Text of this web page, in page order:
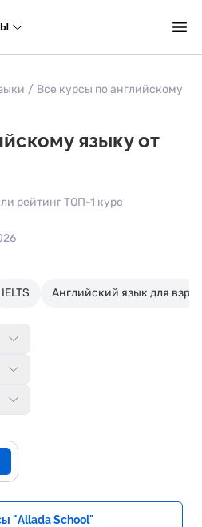
/ Все курсы по английскому
языку от
рейтинг ТОП-1 курс
IELTS Английский язык для
"Allada School"